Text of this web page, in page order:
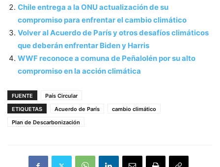
Chile entrega a la ONU actualización de su
compromiso para enfrentar el cambio climático
Volver al Acuerdo de París y otros desafíos climáticos
que deberán enfrentar Biden y Harris
WWF reconoce a comuna de Peñalolén por su alto
compromiso en la acción climática
FUENTE
País Circular
ETIQUETAS
Acuerdo de París
cambio climático
Plan de Descarbonización